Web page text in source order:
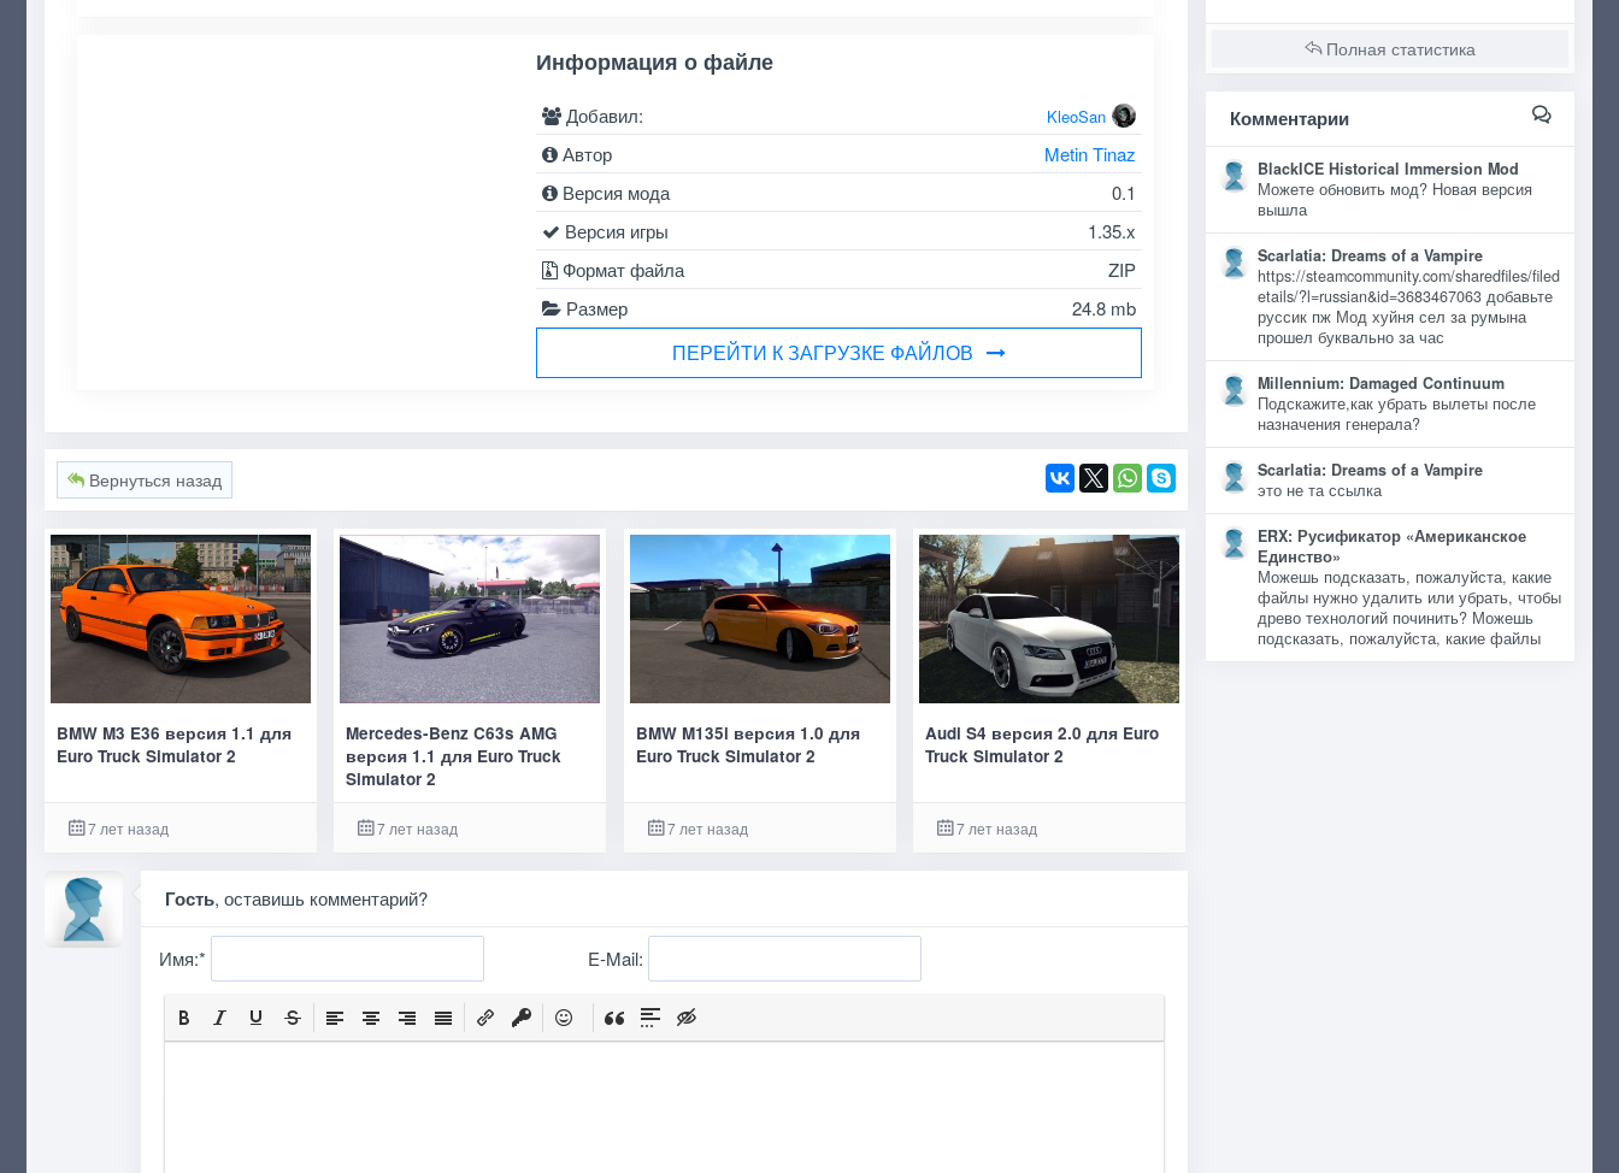
Информация о файле
Добавил: KleoSan
Автор
Metin Tinaz
Версия мода
0.1
Версия игры
1.35.x
Формат файла
ZIP
Размер
24.8 mb
ПЕРЕЙТИ К ЗАГРУЗКЕ ФАЙЛОВ
Вернуться назад
BMW M3 E36 версия 1.1 для
Euro Truck Simulator 2
7 лет назад
Mercedes-Benz C63s AMG
версия 1.1 для Euro Truck
Simulator 2
7 лет назад
BMW M135i версия 1.0 для
Euro Truck Simulator 2
7 лет назад
Audi S4 версия 2.0 для Euro
Truck Simulator 2
7 лет назад
Гость, оставишь комментарий?
Имя:* E-Mail:
Полная статистика
Комментарии
BlackICE Historical Immersion Mod
Можете обновить мод? Новая версия
вышла
Scarlatia: Dreams of a Vampire
https://steamcommunity.com/sharedfiles/filed
etails/?l=russian&id=3683467063 добавьте
руссик пж Мод хуйня сел за румына
прошел буквально за час
Millennium: Damaged Continuum
Подскажите,как убрать вылеты после
назначения генерала?
Scarlatia: Dreams of a Vampire
это не та ссылка
ERX: Русификатор «Американское
Единство»
Можешь подсказать, пожалуйста, какие
файлы нужно удалить или убрать, чтобы
древо технологий починить? Можешь
подсказать, пожалуйста, какие файлы